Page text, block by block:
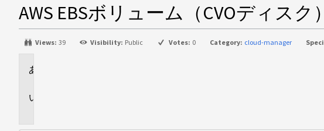
AWS EBSボリューム（CVOディス
Views: 39 Visibility: Public Votes: 0 Category: cloud-manager